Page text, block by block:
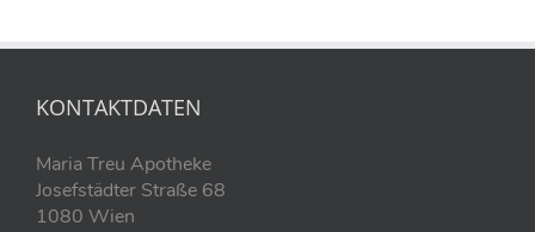
KONTAKTDATEN
Maria Treu Apotheke
Josefstädter Straße 68
1080 Wien